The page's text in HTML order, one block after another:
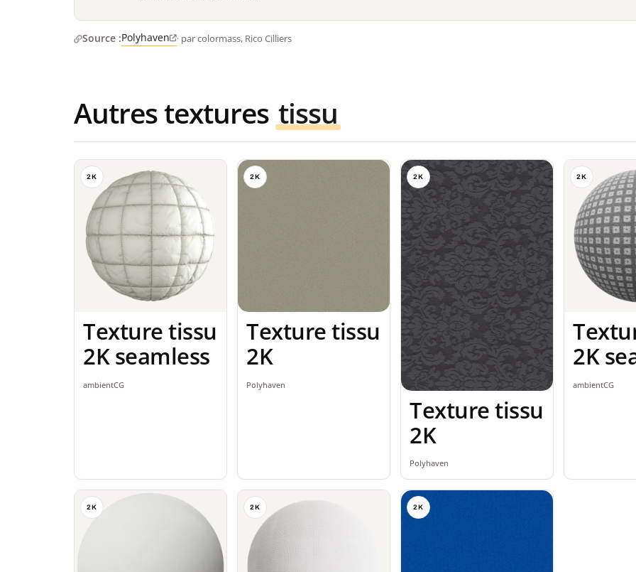
Source :Polyhaven · par colormass, Rico Cilliers
Autres textures tissu
2K
Texture tissu
2K seamless
ambientCG
2K
Texture tissu
2K
Polyhaven
2K
Texture tissu
2K
Polyhaven
2K
2K
ambientCG
2K 2K 2K